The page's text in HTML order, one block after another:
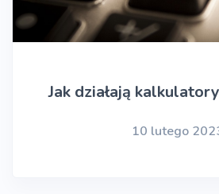
Jak działają
10 lutego